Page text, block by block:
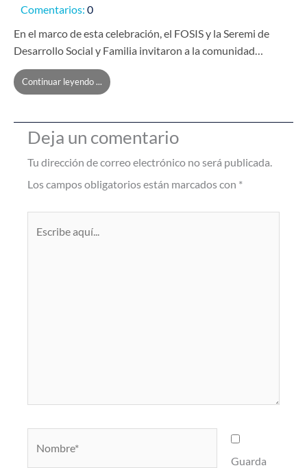
Comentarios: 0
En el marco de esta celebración, el FOSIS y la Seremi de
Desarrollo Social y Familia invitaron a la comunidad…
Continuar leyendo ...
Deja un comentario
Tu dirección de correo electrónico no será publicada.
Los campos obligatorios están marcados con *
Guarda